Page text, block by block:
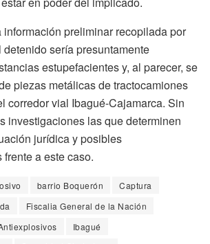
información preliminar recopilada por
sería presuntamente
estupefacientes y, al parecer, se
piezas metálicas de tractocamiones
corredor vial Ibagué-Cajamarca. Sin
investigaciones las que determinen
jurídica y posibles
a este caso.
barrio Boquerón
Captura
Fiscalia General de la Nación
Ibagué